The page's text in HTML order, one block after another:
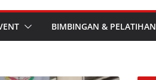
BIMBINGAN & PELATIHAN